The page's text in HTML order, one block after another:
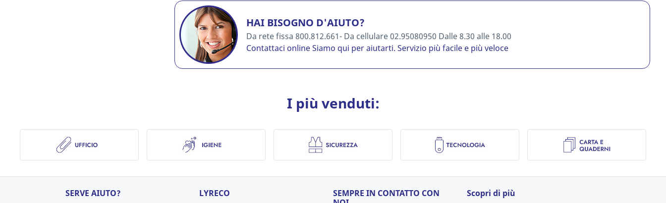
HAI BISOGNO D'AIUTO?
Da rete fissa 800.812.661- Da cellulare 02.95080950 Dalle 8.30 alle 18.00
Contattaci onlineSiamo qui per aiutarti. Servizio più facile e più veloce
I più venduti:
SERVE AIUTO? LYRECO
SEMPRE IN CONTATTO CON
Scopri di più